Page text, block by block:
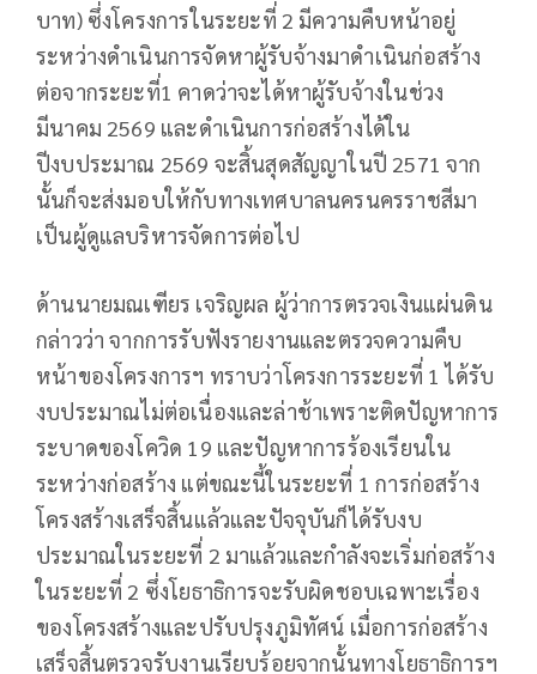
บาท) ซึ่งโครงการในระยะที่ 2 มีความคืบหน้าอยู่
ระหว่างดำเนินการจัดหาผู้รับจ้างมาดำเนินก่อสร้าง
ต่อจากระยะที่1 คาดว่าจะได้หาผู้รับจ้างในช่วง
มีนาคม 2569 และดำเนินการก่อสร้างได้ใน
ปีงบประมาณ 2569 จะสิ้นสุดสัญญาในปี 2571 จาก
นั้นก็จะส่งมอบให้กับทางเทศบาลนครนครราชสีมา
เป็นผู้ดูแลบริหารจัดการต่อไป
ด้านนายมณเฑียร เจริญผล ผู้ว่าการตรวจเงินแผ่นดิน
กล่าวว่า จากการรับฟังรายงานและตรวจความคืบ
หน้าของโครงการฯ ทราบว่าโครงการระยะที่ 1 ได้รับ
งบประมาณไม่ต่อเนื่องและล่าช้าเพราะติดปัญหาการ
ระบาดของโควิด 19 และปัญหาการร้องเรียนใน
ระหว่างก่อสร้าง แต่ขณะนี้ในระยะที่ 1 การก่อสร้าง
โครงสร้างเสร็จสิ้นแล้วและปัจจุบันก็ได้รับงบ
ประมาณในระยะที่ 2 มาแล้วและกำลังจะเริ่มก่อสร้าง
ในระยะที่ 2 ซึ่งโยธาธิการจะรับผิดชอบเฉพาะเรื่อง
ของโครงสร้างและปรับปรุงภูมิทัศน์ เมื่อการก่อสร้าง
เสร็จสิ้นตรวจรับงานเรียบร้อยจากนั้นทางโยธาธิการฯ